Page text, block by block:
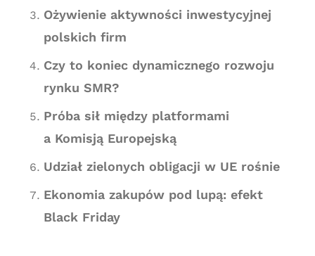
Ożywienie aktywności inwestycyjnej
polskich firm
Czy to koniec dynamicznego rozwoju
rynku SMR?
Próba sił między platformami
a Komisją Europejską
Udział zielonych obligacji w UE rośnie
Ekonomia zakupów pod lupą: efekt
Black Friday